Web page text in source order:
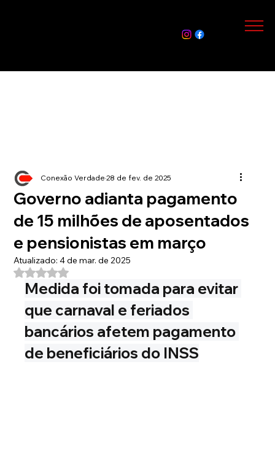
Governo adianta pagamento
de 15 milhões de aposentados
e pensionistas em março
Conexão Verdade28 de fev. de 2025
Atualizado: 4 de mar. de 2025
Avaliado com NaN de 5 estrelas.
Medida foi tomada para evitar
que carnaval e feriados
bancários afetem pagamento
de beneficiários do INSS